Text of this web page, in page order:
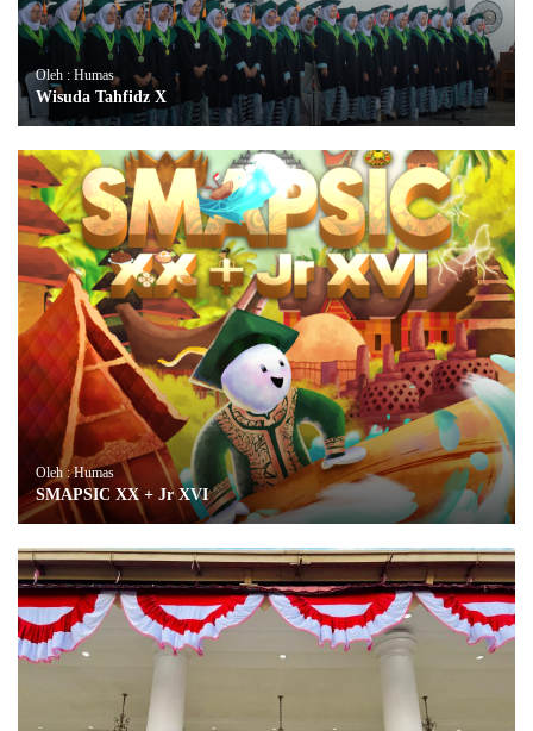
Oleh : Humas
Wisuda Tahfidz X
Oleh : Humas
SMAPSIC XX + Jr XVI